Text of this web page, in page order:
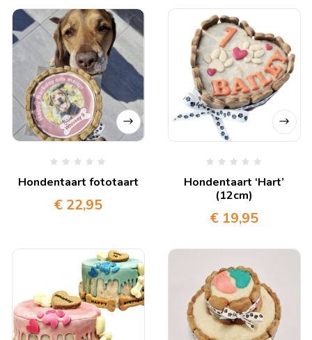
Hondentaart fototaart
€ 22,95
Hondentaart ‘Hart’
(12cm)
€ 19,95